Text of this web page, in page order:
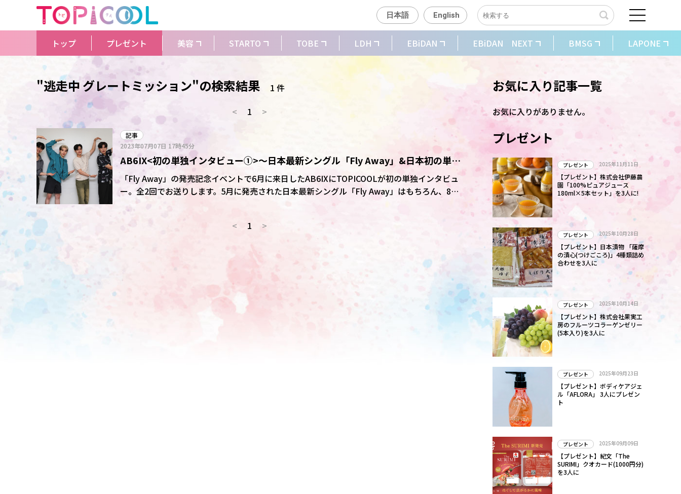
日本語 English
トップ プレゼント 美容 STARTO TOBE LDH EBiDAN EBiDAN NEXT BMSG LAPONE
"逃走中 グレートミッション"の検索結果
1 件
<
1 >
記事
2023年07月07日 17時45分
AB6IX<初の単独インタビュー①>～日本最新シングル「Fly Away」&日本初の単独
コンサートに言及～
「Fly Away」の発売記念イベントで6月に来日したAB6IXにTOPICOOLが初の単独インタビュ
ー。全2回でお送りします。5月に発売された日本最新シングル「Fly Away」はもちろん、8月
に開催される日本初の単独コンサートについても話を聞きました。
<
1 >
お気に入り記事一覧
お気に入りがありません。
プレゼント
プレゼント 2025年11月11日
【プレゼント】株式会社伊藤農
園「100%ピュアジュース
180ml×5本セット」を3人に!
プレゼント 2025年10月28日
【プレゼント】日本漬物 「薩摩
の漬心(つけごころ)」4種類詰め
合わせを3人に
プレゼント 2025年10月14日
【プレゼント】株式会社果実工
房のフルーツコラーゲンゼリー
(5本入り)を3人に
プレゼント 2025年09月23日
【プレゼント】ボディケアジェ
ル「AFLORA」 3人にプレゼン
ト
プレゼント 2025年09月09日
【プレゼント】紀文「The
SURIMI」クオカード(1000円分)
を3人に